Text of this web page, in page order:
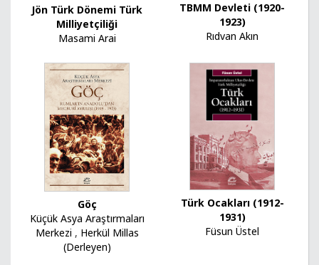
Jön Türk Dönemi Türk
Milliyetçiliği
Masami Arai
TBMM Devleti (1920-
1923)
Rıdvan Akın
Göç
Küçük Asya Araştırmaları
Merkezi , Herkül Millas
(Derleyen)
Türk Ocakları (1912-
1931)
Füsun Üstel